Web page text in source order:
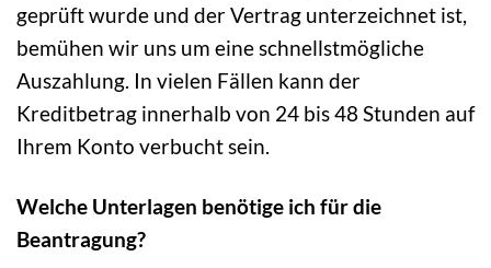
geprüft wurde und der Vertrag unterzeichnet ist,
bemühen wir uns um eine schnellstmögliche
Auszahlung. In vielen Fällen kann der
Kreditbetrag innerhalb von 24 bis 48 Stunden auf
Ihrem Konto verbucht sein.
Welche Unterlagen benötige ich für die
Beantragung?